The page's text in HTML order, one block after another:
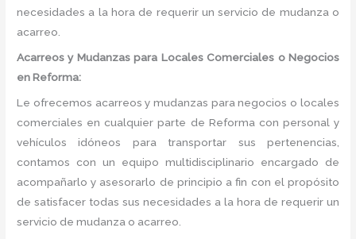
necesidades a la hora de requerir un servicio de mudanza o
acarreo.
Acarreos y Mudanzas para Locales Comerciales o Negocios
en Reforma:
Le ofrecemos acarreos y mudanzas para negocios o locales
comerciales en cualquier parte de Reforma con personal y
vehículos idóneos para transportar sus pertenencias,
contamos con un equipo multidisciplinario encargado de
acompañarlo y asesorarlo de principio a fin con el propósito
de satisfacer todas sus necesidades a la hora de requerir un
servicio de mudanza o acarreo.